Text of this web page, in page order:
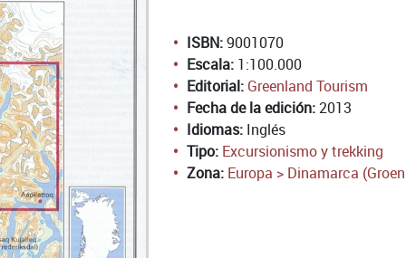
ISBN:9001070
Escala: 1:100.000
Editorial: Greenland Tourism
Fecha de la edición:2013
Idiomas: Inglés
Tipo: Excursionismo y trekking
Zona: Europa > Dinamarca